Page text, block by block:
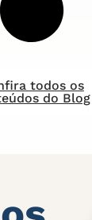
todos os
do Blog